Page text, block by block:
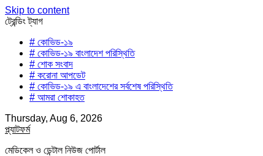
Skip to content
ট্রেন্ডিং ট্যাগ
# কোভিড-১৯
# কোভিড-১৯ বাংলাদেশ পরিস্থিতি
# শোক সংবাদ
# করোনা আপডেট
# কোভিড-১৯ এ বাংলাদেশের সর্বশেষ পরিস্থিতি
# আমরা শোকাহত
Thursday, Aug 6, 2026
প্ল্যাটফর্ম
মেডিকেল ও ডেন্টাল নিউজ পোর্টাল